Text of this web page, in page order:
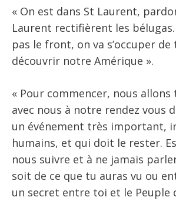
« On est dans St Laurent,
Laurent rectifièrent les
pas le front, on va s’occuper
découvrir notre Amérique ».
« Pour commencer, nous allons
avec nous à notre rendez vous
un événement très important,
humains, et qui doit le rester.
nous suivre et à ne jamais
soit de ce que tu auras vu ou
un secret entre toi et le Peuple